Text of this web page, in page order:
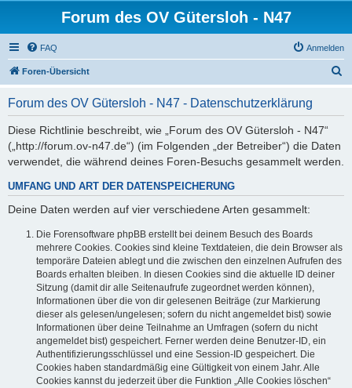
Forum des OV Gütersloh - N47
FAQ Anmelden
Foren-Übersicht
Forum des OV Gütersloh - N47 - Datenschutzerklärung
Diese Richtlinie beschreibt, wie „Forum des OV Gütersloh - N47“
(„http://forum.ov-n47.de“) (im Folgenden „der Betreiber“) die Daten
verwendet, die während deines Foren-Besuchs gesammelt werden.
UMFANG UND ART DER DATENSPEICHERUNG
Deine Daten werden auf vier verschiedene Arten gesammelt:
Die Forensoftware phpBB erstellt bei deinem Besuch des Boards
mehrere Cookies. Cookies sind kleine Textdateien, die dein Browser als
temporäre Dateien ablegt und die zwischen den einzelnen Aufrufen des
Boards erhalten bleiben. In diesen Cookies sind die aktuelle ID deiner
Sitzung (damit dir alle Seitenaufrufe zugeordnet werden können),
Informationen über die von dir gelesenen Beiträge (zur Markierung
dieser als gelesen/ungelesen; sofern du nicht angemeldet bist) sowie
Informationen über deine Teilnahme an Umfragen (sofern du nicht
angemeldet bist) gespeichert. Ferner werden deine Benutzer-ID, ein
Authentifizierungsschlüssel und eine Session-ID gespeichert. Die
Cookies haben standardmäßig eine Gültigkeit von einem Jahr. Alle
Cookies kannst du jederzeit über die Funktion „Alle Cookies löschen“